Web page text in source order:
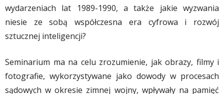
wydarzeniach lat 1989-1990, a także jakie wyzwania
niesie ze sobą współczesna era cyfrowa i rozwój
sztucznej inteligencji?
Seminarium ma na celu zrozumienie, jak obrazy, filmy i
fotografie, wykorzystywane jako dowody w procesach
sądowych w okresie zimnej wojny, wpływały na pamięć